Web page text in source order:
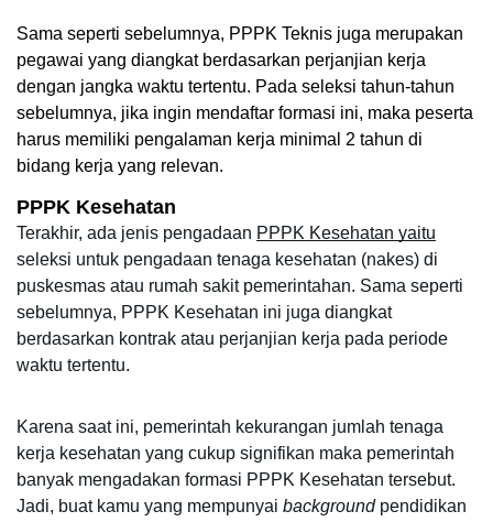
Sama seperti sebelumnya, PPPK Teknis juga merupakan
pegawai yang diangkat berdasarkan perjanjian kerja
dengan jangka waktu tertentu. Pada seleksi tahun-tahun
sebelumnya, jika ingin mendaftar formasi ini, maka peserta
harus memiliki pengalaman kerja minimal 2 tahun di
bidang kerja yang relevan.
PPPK Kesehatan
Terakhir, ada jenis pengadaan PPPK Kesehatan yaitu
seleksi untuk pengadaan tenaga kesehatan (nakes) di
puskesmas atau rumah sakit pemerintahan. Sama seperti
sebelumnya, PPPK Kesehatan ini juga diangkat
berdasarkan kontrak atau perjanjian kerja pada periode
waktu tertentu.
Karena saat ini, pemerintah kekurangan jumlah tenaga
kerja kesehatan yang cukup signifikan maka pemerintah
banyak mengadakan formasi PPPK Kesehatan tersebut.
Jadi, buat kamu yang mempunyai background pendidikan